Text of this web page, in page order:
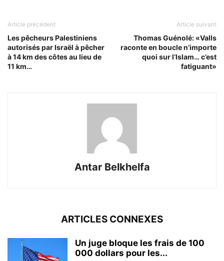
Article précédent
Les pêcheurs Palestiniens
autorisés par Israël à pêcher
à 14 km des côtes au lieu de
11 km…
Article suivant
Thomas Guénolé: «Valls
raconte en boucle n’importe
quoi sur l’Islam… c’est
fatiguant»
Antar Belkhelfa
ARTICLES CONNEXES
Un juge bloque les frais de 100
000 dollars pour les...